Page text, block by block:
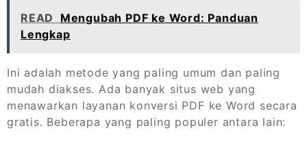
READ
Mengubah PDF ke Word: Panduan
Lengkap
Ini adalah metode yang paling umum dan paling
mudah diakses. Ada banyak situs web yang
menawarkan layanan konversi PDF ke Word secara
gratis. Beberapa yang paling populer antara lain: